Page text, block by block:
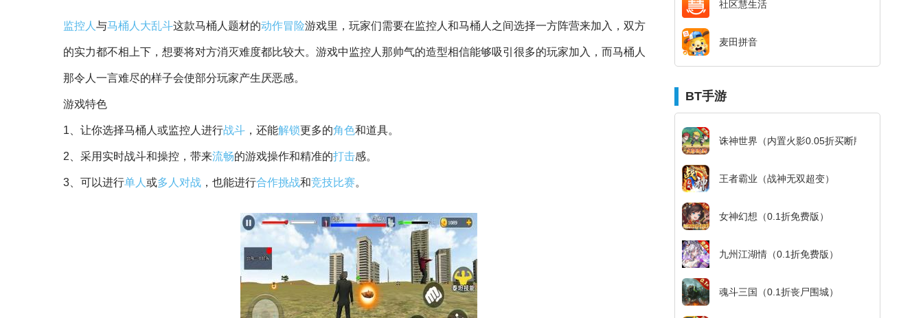
监控人 与马桶人 大乱斗这款马桶人题材的动作冒险游戏里，玩家们需要在监控人和马桶人之间选择一方阵营来加入，双方
的实力都不相上下，想要将对方消灭难度都比较大。游戏中监控人那帅气的造型相信能够吸引很多的玩家加入，而马桶人
那令人一言难尽的样子会使部分玩家产生厌恶感。
游戏特色
1、让你选择马桶人或监控人进行战斗 ，还能解锁更多的角色和道具。
2、采用实时战斗和操控，带来流畅的游戏操作和精准的打击感。
3、可以进行单人 或多人 对战 ，也能进行合作挑战和竞技比赛。
社区慧生活
麦田拼音
BT手游
诛神世界（内置火影0.05折买断版）
王者霸业（战神无双超变）
女神幻想（0.1折免费版）
九州江湖情（0.1折免费版）
魂斗三国（0.1折丧尸围城）